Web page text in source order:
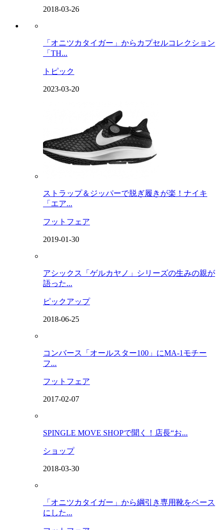
2018-03-26
「オニツカタイガー」からカプセルコレクション
「TH...
トピック
2023-03-20
ストラップ＆ジッパーで脱ぎ履きが楽！ナイキ
「エア...
フットフェア
2019-01-30
アシックス「ゲルカヤノ」シリーズの生みの親が
語った...
ピックアップ
2018-06-25
コンバース「オールスター100」にMA-1モチー
フ...
フットフェア
2017-02-07
SPINGLE MOVE SHOPで聞く！店長“お...
ショップ
2018-03-30
「オニツカタイガー」から綱引き専用靴をベース
にした...